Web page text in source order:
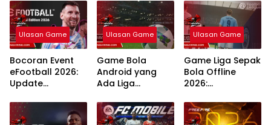
Ulasan Game
Bocoran Event
eFootball 2026:
Update
Terlengkap dan
Jadwal
Ulasan Game
Game Bola
Android yang
Ada Liga
Pilihan Terbaik
Ulasan Game
Game Liga Sepak
Bola Offline
2026:
Terbaik Grafik
Realistis